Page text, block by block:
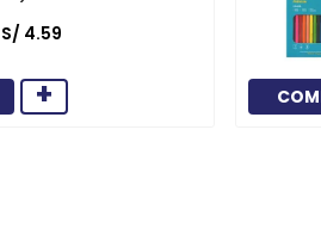
S/ 4.59
+